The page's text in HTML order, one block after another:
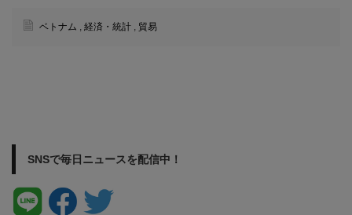
ベトナム 経済・統計 貿易
SNSで毎日ニュースを配信中！